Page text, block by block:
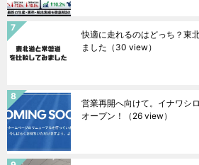
快適に走れるのはどっち？東
ました （30 view）
営業再開へ向けて。イナワシ
オープン！
（26 view）